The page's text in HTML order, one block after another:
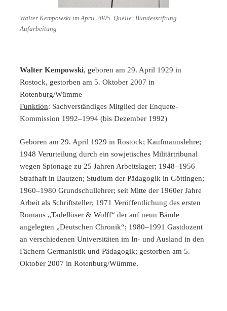
Walter Kempowski im April 2005. Quelle: Bundesstiftung
Aufarbeitung
Walter Kempowski, geboren am 29. April 1929 in
Rostock, gestorben am 5. Oktober 2007 in
Rotenburg/Wümme
Funktion: Sachverständiges Mitglied der Enquete-
Kommission 1992–1994 (bis Dezember 1992)
Geboren am 29. April 1929 in Rostock; Kaufmannslehre;
1948 Verurteilung durch ein sowjetisches Militärtribunal
wegen Spionage zu 25 Jahren Arbeitslager; 1948–1956
Strafhaft in Bautzen; Studium der Pädagogik in Göttingen;
1960–1980 Grundschullehrer; seit Mitte der 1960er Jahre
Arbeit als Schriftsteller; 1971 Veröffentlichung des ersten
Romans „Tadellöser & Wolff“ der auf neun Bände
angelegten „Deutschen Chronik“; 1980–1991 Gastdozent
an verschiedenen Universitäten im In- und Ausland in den
Fächern Germanistik und Pädagogik; gestorben am 5.
Oktober 2007 in Rotenburg/Wümme.